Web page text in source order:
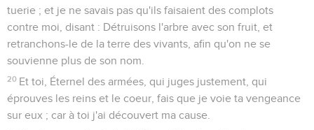
tuerie ; et je ne savais pas qu'ils faisaient des complots
contre moi, disant : Détruisons l'arbre avec son fruit, et
retranchons-le de la terre des vivants, afin qu'on ne se
souvienne plus de son nom.
20 Et toi, Éternel des armées, qui juges justement, qui
éprouves les reins et le coeur, fais que je voie ta vengeance
sur eux ; car à toi j'ai découvert ma cause.